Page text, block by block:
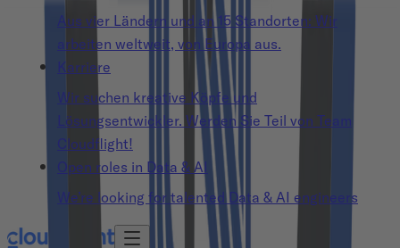
Aus vier Ländern und an 15 Standorten: Wir
arbeiten weltweit, von Europa aus.
Karriere
Wir suchen kreative Köpfe und
Lösungsentwickler. Werden Sie Teil von Team
Cloudflight!
Open roles in Data & AI
We’re looking for talented Data & AI engineers